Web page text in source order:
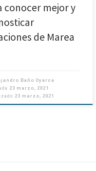
conocer mejor y
de Marea
Baño Oyarce
23 marzo, 2021
23 marzo, 2021